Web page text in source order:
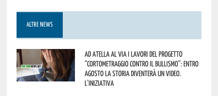
ALTRE NEWS
Ad Atella al via i lavori del progetto
“Cortometraggio contro il bullismo”: entro
agosto la storia diventerà un video.
L’iniziativa